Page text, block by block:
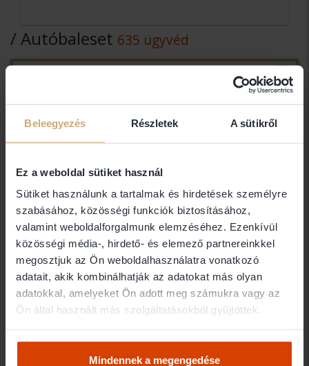
Beleegyezés Részletek A sütikről
Ez a weboldal sütiket használ
Sütiket használunk a tartalmak és hirdetések személyre
szabásához, közösségi funkciók biztosításához,
valamint weboldalforgalmunk elemzéséhez. Ezenkívül
közösségi média-, hirdető- és elemező partnereinkkel
megosztjuk az Ön weboldalhasználatra vonatkozó
adatait, akik kombinálhatják az adatokat más olyan
adatokkal, amelyeket Ön adott meg számukra vagy az
Ön által használt más szolgáltatásokból gyűjtöttek.
Mindennek a megengedése
/ Autóbaleset 635 ügyvéd
1051 Budapest
dr. Balázs Nóra
dr. Balázs Nóra egyéni ügyvéd
8000 Székesfehérvár
dr. Bálint Donát ügyvéd
dr. Bálint Donát egyéni ügyvéd